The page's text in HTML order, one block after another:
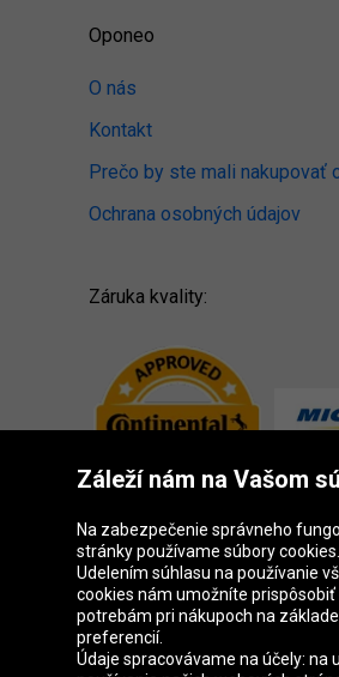
Oponeo
O nás
Kontakt
Prečo by ste mali nakupovať
Ochrana osobných údajov
Záruka kvality:
Skupina Oponeo
Záleží nám na Vašom
Na zabezpečenie správneho
stránky používame súbory cookies.
Udelením súhlasu na používanie
cookies nám umožníte prispôsobiť
potrebám pri nákupoch na
preferencií.
Údaje spracovávame na účely: na